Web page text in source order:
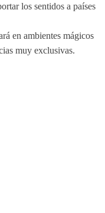
los sentidos a países
en ambientes mágicos
muy exclusivas.